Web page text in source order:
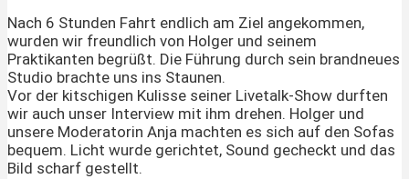
Nach 6 Stunden Fahrt endlich am Ziel angekommen,
wurden wir freundlich von Holger und seinem
Praktikanten begrüßt. Die Führung durch sein brandneues
Studio brachte uns ins Staunen.
Vor der kitschigen Kulisse seiner Livetalk-Show durften
wir auch unser Interview mit ihm drehen. Holger und
unsere Moderatorin Anja machten es sich auf den Sofas
bequem. Licht wurde gerichtet, Sound gecheckt und das
Bild scharf gestellt.